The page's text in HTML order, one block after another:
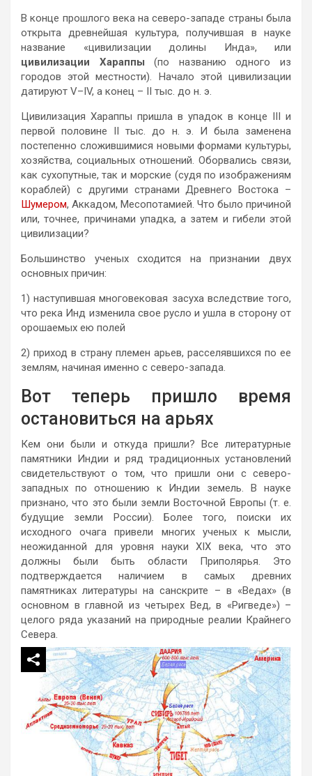
В конце прошлого века на северо-западе страны была
открыта древнейшая культура, получившая в науке
название «цивилизации долины Инда», или
цивилизации Хараппы (по названию одного из
городов этой местности). Начало этой цивилизации
датируют V–IV, а конец – II тыс. до н. э.
Цивилизация Хараппы пришла в упадок в конце III и
первой половине II тыс. до н. э. И была заменена
постепенно сложившимися новыми формами культуры,
хозяйства, социальных отношений. Оборвались связи,
как сухопутные, так и морские (судя по изображениям
кораблей) с другими странами Древнего Востока –
Шумером, Аккадом, Месопотамией. Что было причиной
или, точнее, причинами упадка, а затем и гибели этой
цивилизации?
Большинство ученых сходится на признании двух
основных причин:
1) наступившая многовековая засуха вследствие того,
что река Инд изменила свое русло и ушла в сторону от
орошаемых ею полей
2) приход в страну племен арьев, расселявшихся по ее
землям, начиная именно с северо-запада.
Вот теперь пришло время
остановиться на арьях
Кем они были и откуда пришли? Все литературные
памятники Индии и ряд традиционных установлений
свидетельствуют о том, что пришли они с северо-
западных по отношению к Индии земель. В науке
признано, что это были земли Восточной Европы (т. е.
будущие земли России). Более того, поиски их
исходного очага привели многих ученых к мысли,
неожиданной для уровня науки XIX века, что это
должны были быть области Приполярья. Это
подтверждается наличием в самых древних
памятниках литературы на санскрите – в «Ведах» (в
основном в главной из четырех Вед, в «Ригведе») –
целого ряда указаний на природные реалии Крайнего
Севера.